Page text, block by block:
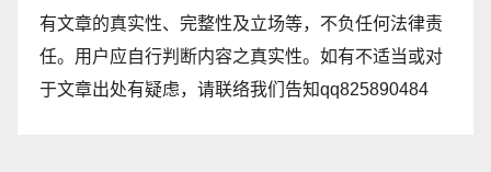
有文章的真实性、完整性及立场等，不负任何法律责
任。用户应自行判断内容之真实性。如有不适当或对
于文章出处有疑虑，请联络我们告知qq825890484